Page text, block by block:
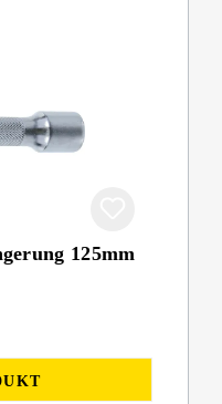
125mm